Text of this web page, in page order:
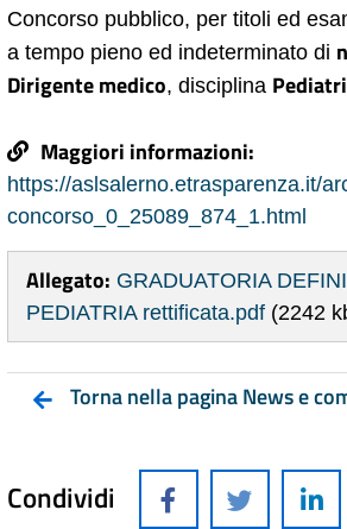
Concorso pubblico, per titoli ed
a tempo pieno ed indeterminato di
Dirigente medico, disciplina
Maggiori informazioni:
https://aslsalerno.etrasparenza.it/
concorso_0_25089_874_1.html
Allegato: GRADUATORIA
PEDIATRIA rettificata.pdf (2242
Torna nella pagina News e
Condividi